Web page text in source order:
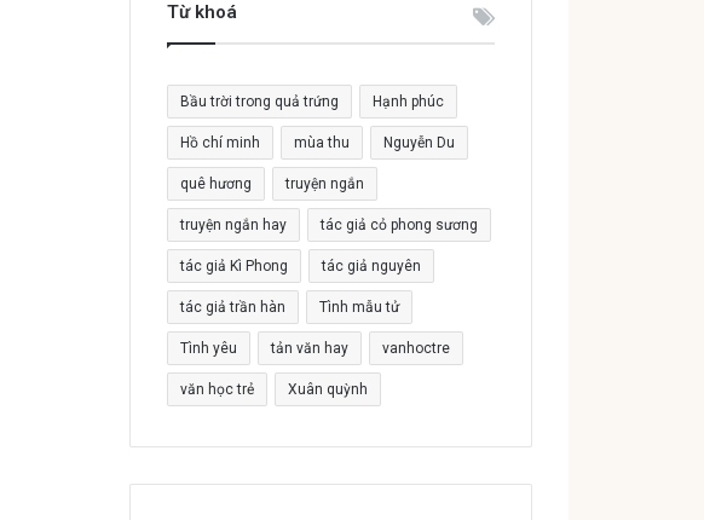
c
o
:
Từ khoá
Bầu trời trong quả trứng Hạnh phúc
Hồ chí minh mùa thu Nguyễn Du
quê hương truyện ngắn
truyện ngắn hay tác giả cỏ phong sương
tác giả Kì Phong tác giả nguyên
tác giả trần hàn Tình mẫu tử
Tình yêu tản văn hay vanhoctre
văn học trẻ Xuân quỳnh